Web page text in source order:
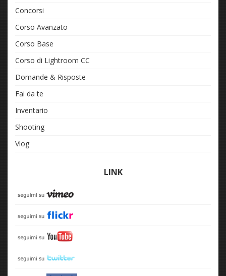
Concorsi
Corso Avanzato
Corso Base
Corso di Lightroom CC
Domande & Risposte
Fai da te
Inventario
Shooting
Vlog
LINK